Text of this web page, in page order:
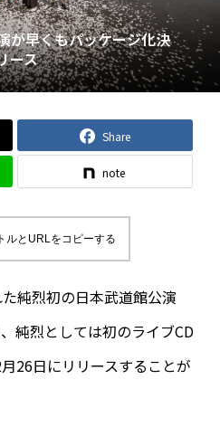
が早くもパッケージ化決
ース
Share
note
ルとURLをコピーする
純烈初の日本武道館公演
純烈としては初のライブCD
26日にリリースすることが